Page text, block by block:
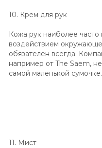
10. Крем для рук
Кожа рук наиболее часто
воздействием
обязателен всегда.
например от The Saem,
самой маленькой сумочке.
11. Мист